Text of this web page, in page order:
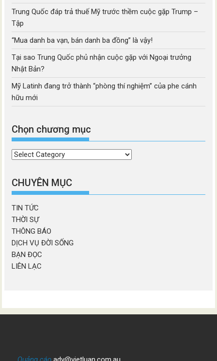
Trung Quốc đáp trả thuế Mỹ trước thềm cuộc gặp Trump –
Tập
“Mua danh ba vạn, bán danh ba đồng” là vậy!
Tại sao Trung Quốc phủ nhận cuộc gặp với Ngoại trưởng
Nhật Bản?
Mỹ Latinh đang trở thành “phòng thí nghiệm” của phe cánh
hữu mới
Chọn chương mục
Chọn
mục
CHUYÊN MỤC
TIN TỨC
THỜI SỰ
THÔNG BÁO
DỊCH VỤ ĐỜI SỐNG
BẠN ĐỌC
LIÊN LẠC